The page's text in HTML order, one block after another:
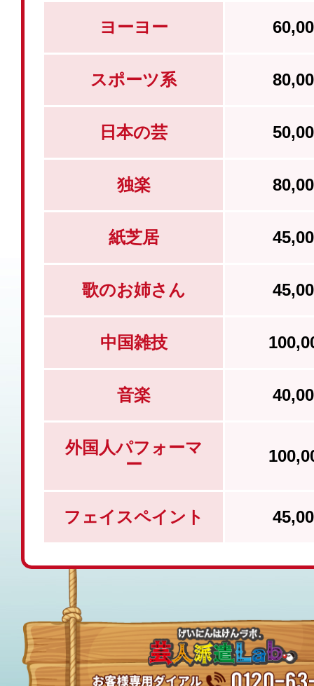
ヨーヨー
スポーツ系
日本の芸
独楽
紙芝居
歌のお姉さん
中国雑技
音楽
外国人パフォーマ
ー
フェイスペイント